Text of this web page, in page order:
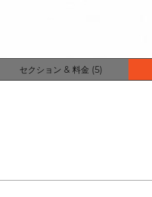
セクション & 料金 (5)